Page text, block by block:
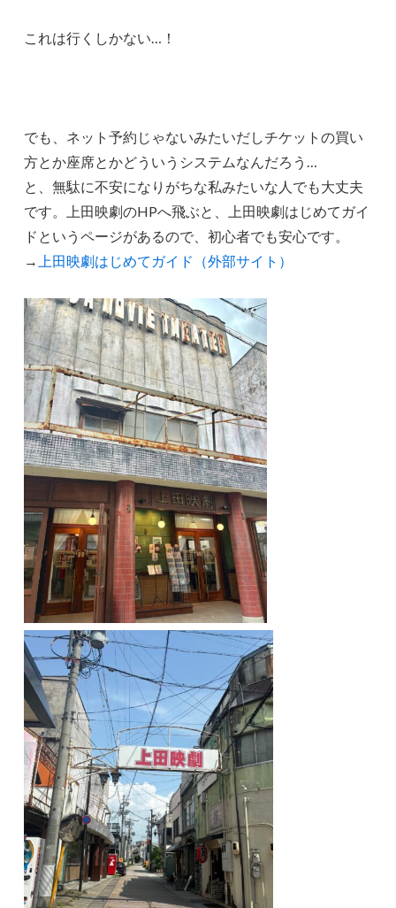
これは行くしかない…！
でも、ネット予約じゃないみたいだしチケットの買い
方とか座席とかどういうシステムなんだろう…
と、無駄に不安になりがちな私みたいな人でも大丈夫
です。上田映劇のHPへ飛ぶと、上田映劇はじめてガイ
ドというページがあるので、初心者でも安心です。
→ 上田映劇はじめてガイド（外部サイト）